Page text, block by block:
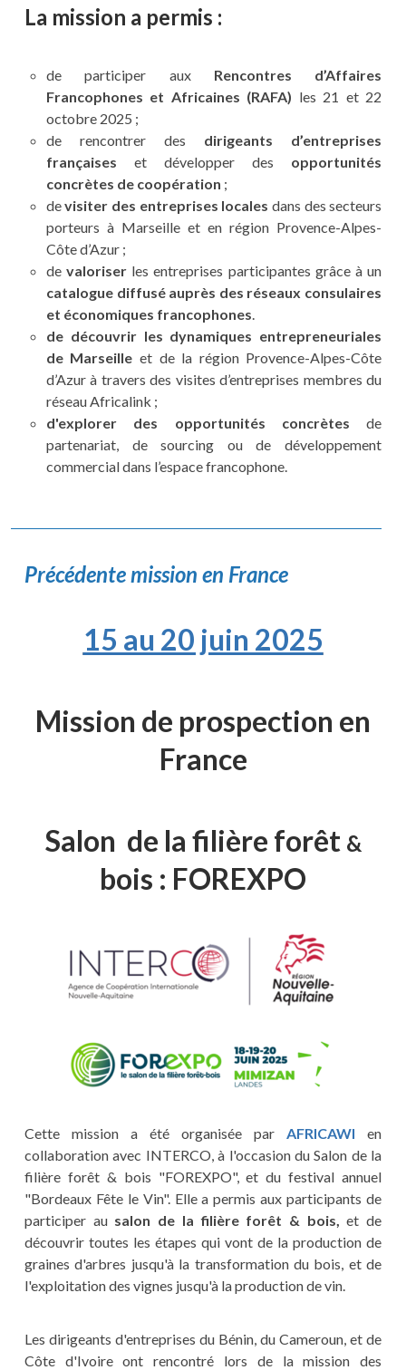
La mission a permis :
de participer aux Rencontres d’Affaires
Francophones et Africaines (RAFA) les 21 et 22
octobre 2025 ;
de rencontrer des dirigeants d’entreprises
françaises et développer des opportunités
concrètes de coopération ;
devisiter des entreprises locales dans des secteurs
porteurs à Marseille et en région Provence-Alpes-
Côte d’Azur ;
devaloriser les entreprises participantes grâce à un
catalogue diffusé auprès des réseaux consulaires
et économiques francophones
de découvrir les dynamiques entrepreneuriales
de Marseille et de la région Provence-Alpes-Côte
d’Azur à travers des visites d’entreprises membres du
réseau Africalink ;
d'explorer des opportunités concrètes de
partenariat, de sourcing ou de développement
commercial dans l’espace francophone.
Précédente mission en France
15 au 20 juin 2025
Mission de prospection en
France
Salon de la filière forêt &
bois : FOREXPO
Cette mission a été organisée par AFRICAWI en
collaboration avec INTERCO, à l'occasion du Salon de la
filière forêt & bois "FOREXPO", et du festival annuel
"Bordeaux Fête le Vin". Elle a permis aux participants de
participer au salon de la filière forêt & bois,
et de
découvrir toutes les étapes qui vont de la production de
graines d'arbres jusqu'à la transformation du bois, et de
l'exploitation des vignes jusqu'à la production de vin.
Les dirigeants d'entreprises du Bénin, du Cameroun, et de
Côte d'Ivoire ont rencontré lors de la mission des